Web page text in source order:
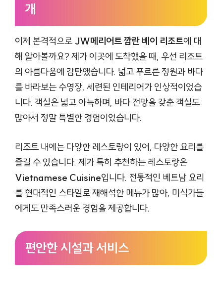
개
이제 본격적으로 JW메리어트 깜란 베이 리조트에 대
해 알아볼까요? 제가 이곳에 도착했을 때, 우선 리조트
의 아름다움에 감탄했습니다. 넓고 푸르른 정원과 바다
를 바라보는 수영장, 세련된 인테리어가 인상적이었습
니다. 객실은 넓고 아늑하며, 바다 전망을 갖춘 객실도
많아서 정말 특별한 경험이었습니다.
리조트 내에는 다양한 레스토랑이 있어, 다양한 요리를
즐길 수 있습니다. 제가 특히 추천하는 레스토랑은
Vietnamese Cuisine입니다. 전통적인 베트남 요리
를 현대적인 스타일로 재해석한 메뉴가 많아, 미식가들
에게도 만족스러운 경험을 제공합니다.
편안한 시설과 서비스